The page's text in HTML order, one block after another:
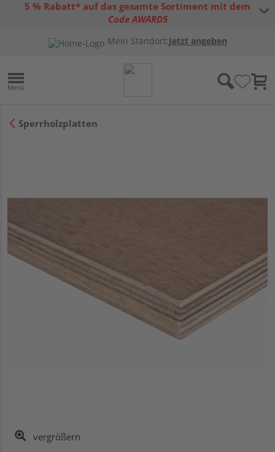
5 % Rabatt* auf das gesamte Sortiment mit dem
Code AWARD5
Gutscheinbedingungen
Mein Standort:Jetzt angeben
Sperrholzplatten
vergrößern